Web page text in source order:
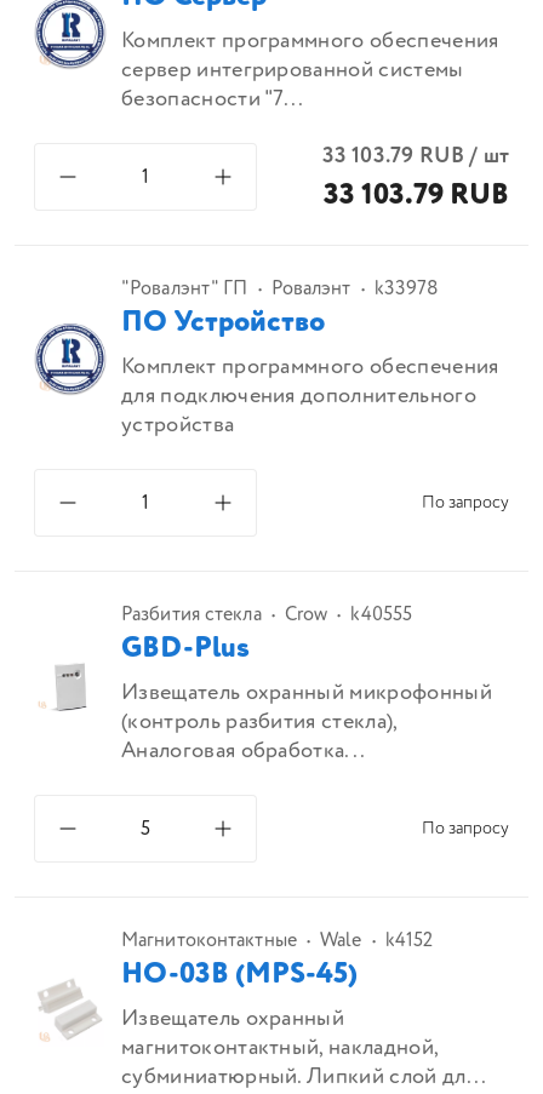
Комплект программного обеспечения
сервер интегрированной системы
безопасности "7...
33 103.79 RUB / шт
33 103.79 RUB
"Ровалэнт" ГП Ровалэнт k33978
ПО Устройство
Комплект программного обеспечения
для подключения дополнительного
устройства
По запросу
Разбития стекла Crow k40555
GBD-Plus
Извещатель охранный микрофонный
(контроль разбития стекла),
Аналоговая обработка...
По запросу
Магнитоконтактные Wale k4152
HO-03B (MPS-45)
Извещатель охранный
магнитоконтактный, накладной,
субминиатюрный. Липкий слой дл...